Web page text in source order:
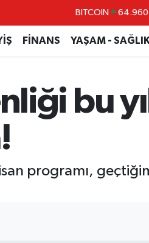
DOLAR
EURO
BİST100
FİNANS YAŞAM -
bu
programı,